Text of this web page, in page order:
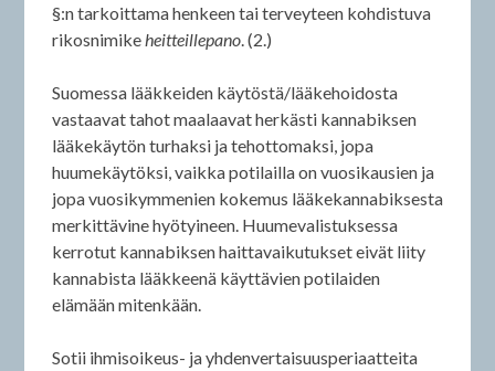
§:n tarkoittama henkeen tai terveyteen kohdistuva
rikosnimike heitteillepano. (2.)
Suomessa lääkkeiden käytöstä/lääkehoidosta
vastaavat tahot maalaavat herkästi kannabiksen
lääkekäytön turhaksi ja tehottomaksi, jopa
huumekäytöksi, vaikka potilailla on vuosikausien ja
jopa vuosikymmenien kokemus lääkekannabiksesta
merkittävine hyötyineen. Huumevalistuksessa
kerrotut kannabiksen haittavaikutukset eivät liity
kannabista lääkkeenä käyttävien potilaiden
elämään mitenkään.
Sotii ihmisoikeus- ja yhdenvertaisuusperiaatteita